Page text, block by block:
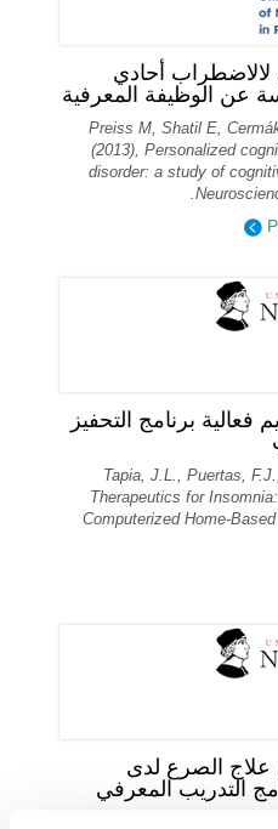
أحادي
عن الوظيفة المعرفية
Preiss M, Shatil E,
(2013), Personalized
disorder: a study of
فعالية برنامج التحفيز
Tapia, J.L., Puertas,
Therapeutics for
Computerized Home-
علاج الصرع لدى
التدريب المعرفي